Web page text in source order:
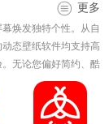
更多
焕发独特个性。从自
态壁纸软件均支持高
无论您偏好简约、酷
壁纸软件推荐榜单，
松打造个性化桌面。